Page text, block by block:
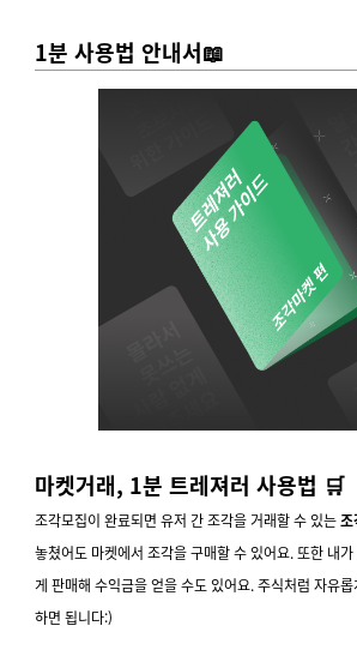
1분 사용법 안내서📖
마켓거래, 1분 트레져러 사용법 🛒
조각모집이 완료되면 유저 간 조각을 거래할 수 있는조
놓쳤어도 마켓에서 조각을 구매할 수 있어요. 또한 내
게 판매해 수익금을 얻을 수도 있어요. 주식처럼 자유
하면 됩니다:)